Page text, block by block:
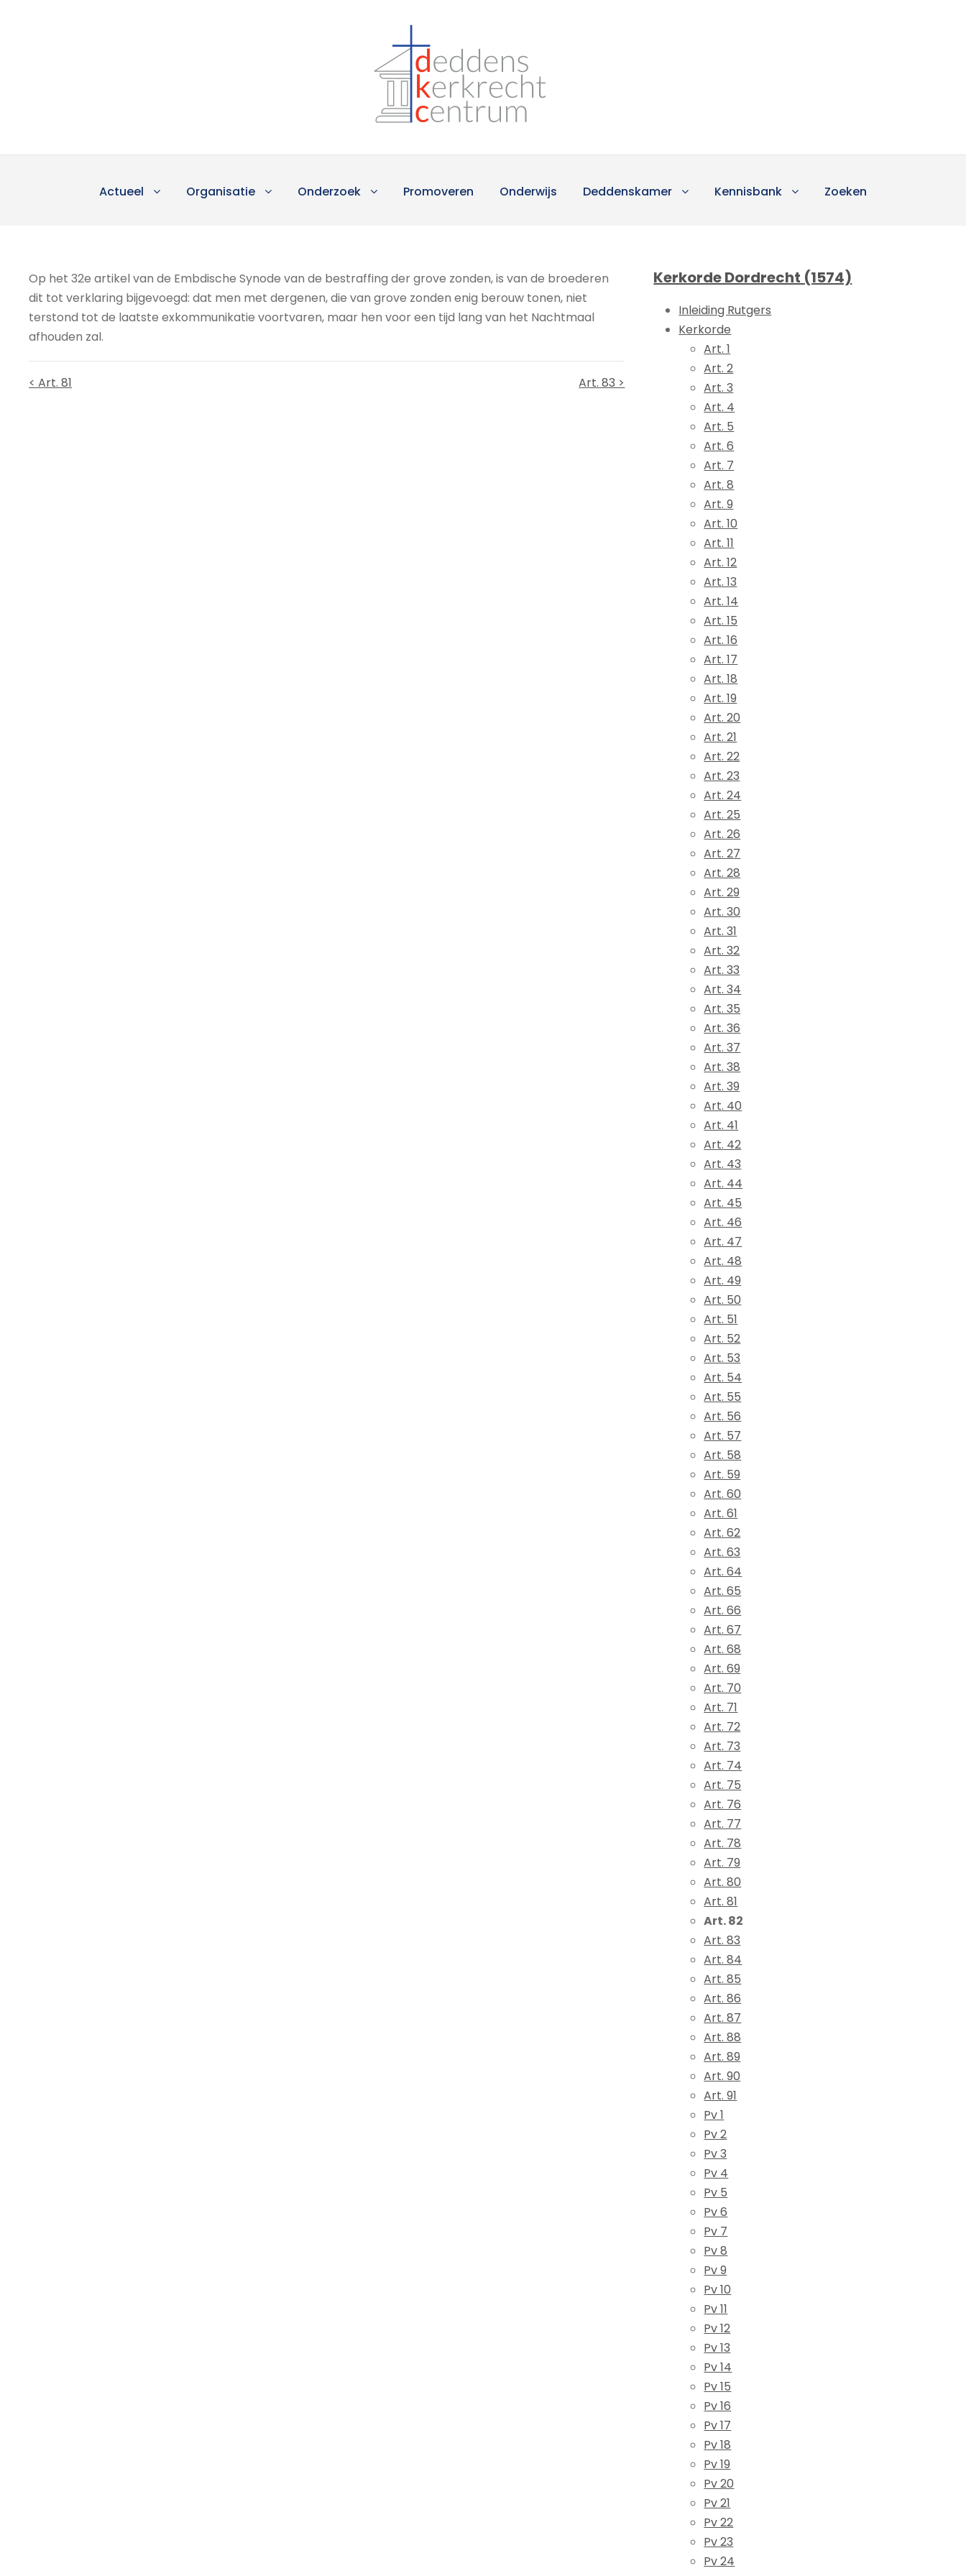
Actueel Organisatie Onderzoek Promoveren Onderwijs Deddenskamer Kennisbank Zoeken
Op het 32e artikel van de Embdische Synode van de bestraffing der grove zonden, is van de broederen
dit tot verklaring bijgevoegd: dat men met dergenen, die van grove zonden enig berouw tonen, niet
terstond tot de laatste exkommunikatie voortvaren, maar hen voor een tijd lang van het Nachtmaal
afhouden zal.
< Art. 81 Art. 83 >
Kerkorde Dordrecht (1574)
Inleiding Rutgers
Kerkorde
Art. 1
Art. 2
Art. 3
Art. 4
Art. 5
Art. 6
Art. 7
Art. 8
Art. 9
Art. 10
Art. 11
Art. 12
Art. 13
Art. 14
Art. 15
Art. 16
Art. 17
Art. 18
Art. 19
Art. 20
Art. 21
Art. 22
Art. 23
Art. 24
Art. 25
Art. 26
Art. 27
Art. 28
Art. 29
Art. 30
Art. 31
Art. 32
Art. 33
Art. 34
Art. 35
Art. 36
Art. 37
Art. 38
Art. 39
Art. 40
Art. 41
Art. 42
Art. 43
Art. 44
Art. 45
Art. 46
Art. 47
Art. 48
Art. 49
Art. 50
Art. 51
Art. 52
Art. 53
Art. 54
Art. 55
Art. 56
Art. 57
Art. 58
Art. 59
Art. 60
Art. 61
Art. 62
Art. 63
Art. 64
Art. 65
Art. 66
Art. 67
Art. 68
Art. 69
Art. 70
Art. 71
Art. 72
Art. 73
Art. 74
Art. 75
Art. 76
Art. 77
Art. 78
Art. 79
Art. 80
Art. 81
Art. 82
Art. 83
Art. 84
Art. 85
Art. 86
Art. 87
Art. 88
Art. 89
Art. 90
Art. 91
Pv 1
Pv 2
Pv 3
Pv 4
Pv 5
Pv 6
Pv 7
Pv 8
Pv 9
Pv 10
Pv 11
Pv 12
Pv 13
Pv 14
Pv 15
Pv 16
Pv 17
Pv 18
Pv 19
Pv 20
Pv 21
Pv 22
Pv 23
Pv 24